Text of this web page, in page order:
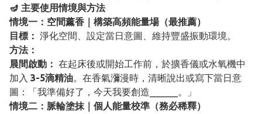
🪔 主要使用情境與方法
情境一：空間薰香｜構築高頻能量場（最推薦）
目標： 淨化空間、設定當日意圖、維持豐盛振動環境。
方法：
晨間啟動： 在起床後或開始工作前，於擴香儀或水氧機中
加入 3-5滴精油。在香氣瀰漫時，清晰說出或寫下當日意
圖：「我準備好了，今天我要創造______。」
情境二：脈輪塗抹｜個人能量校準（務必稀釋）